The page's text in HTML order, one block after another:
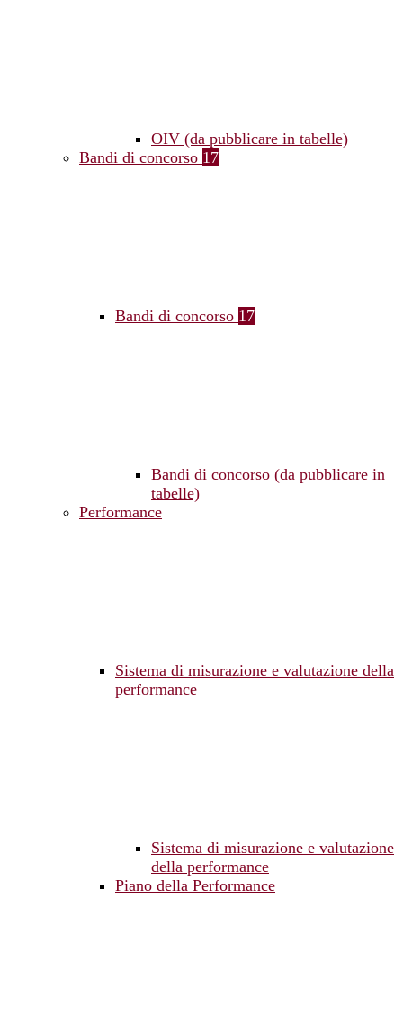
OIV (da pubblicare in tabelle)
Bandi di concorso 17
Bandi di concorso 17
Bandi di concorso (da pubblicare in
tabelle)
Performance
Sistema di misurazione e valutazione della
performance
Sistema di misurazione e valutazione
della performance
Piano della Performance